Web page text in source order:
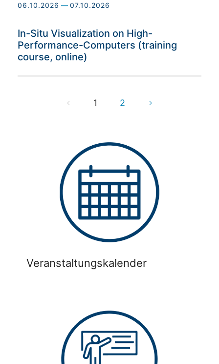
06.10.2026 — 07.10.2026
In-Situ Visualization on High-
Performance-Computers (training
course, online)
1 2
Veranstaltungskalender